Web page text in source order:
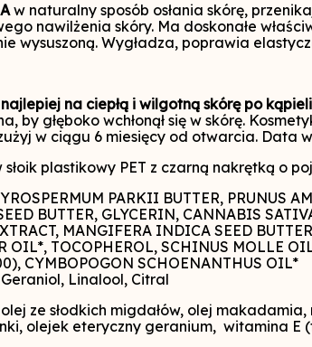
w naturalny sposób osłania skórę,
nawilżenia skóry. Ma doskonałe
wysuszoną. Wygładza, poprawia
na ciepłą i wilgotną skórę po
by głęboko wchłonął się w skórę.
w ciągu 6 miesięcy od otwarcia. Data
plastikowy PET z czarną nakrętką o
PARKII BUTTER, PRUNUS
BUTTER, GLYCERIN, CANNABIS
MANGIFERA INDICA SEED
OIL*, TOCOPHEROL, SCHINUS MOLLE
CYMBOPOGON SCHOENANTHUS OIL*
Linalool, Citral
olej ze słodkich migdałów, olej
olejek eteryczny geranium, witamina E